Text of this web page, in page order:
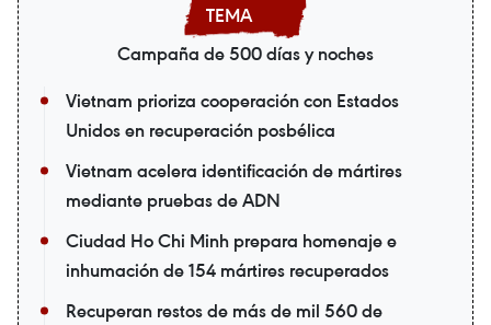
Campaña de 500 días y noches
Vietnam prioriza cooperación con Estados
Unidos en recuperación posbélica
Vietnam acelera identificación de mártires
mediante pruebas de ADN
Ciudad Ho Chi Minh prepara homenaje e
inhumación de 154 mártires recuperados
Recuperan restos de más de mil 560 de